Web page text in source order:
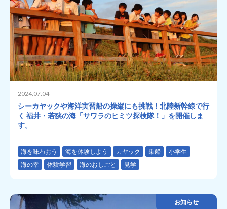
2024.07.04
シーカヤックや海洋実習船の操縦にも挑戦！北陸新幹線で行
く 福井・若狭の海「サワラのヒミツ探検隊！」を開催しま
す。
海を味わおう 海を体験しよう カヤック 乗船
小学生
海の幸
体験学習 海のおしごと 見学
お知らせ